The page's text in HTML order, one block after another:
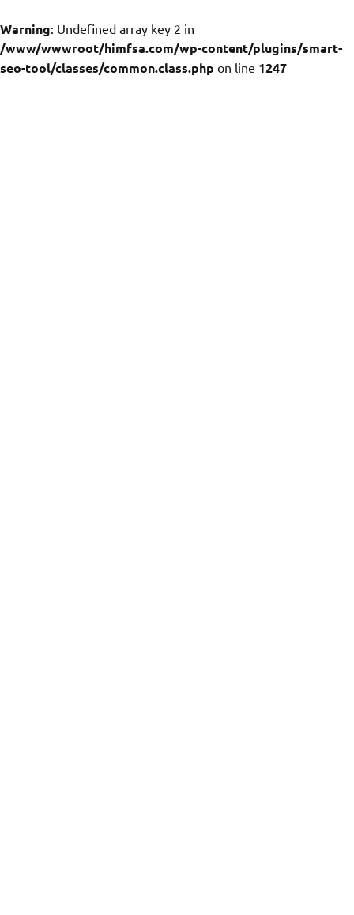
Warning: Undefined array key 2 in
/www/wwwroot/himfsa.com/wp-content/plugins/smart-
seo-tool/classes/common.class.php on line 1247